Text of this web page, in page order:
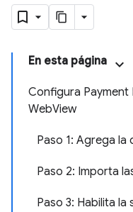
En esta página
Configura
WebView
Paso 1: Agrega
Paso 2: Importa
Paso 3: Habilita